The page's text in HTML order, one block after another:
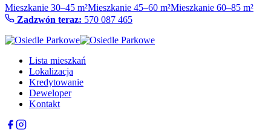
Mieszkanie 30–45 m²Mieszkanie 45–60 m²Mieszkanie 60–85 m²
Zadzwón teraz: 570 087 465
Lista mieszkań
Lokalizacja
Kredytowanie
Deweloper
Kontakt